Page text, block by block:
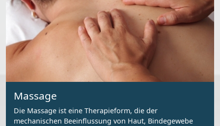
Massage
Die Massage ist eine Therapieform, die der
mechanischen Beeinflussung von Haut, Bindegewebe